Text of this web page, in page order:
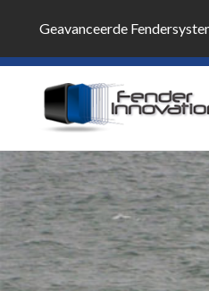
Geavanceerde